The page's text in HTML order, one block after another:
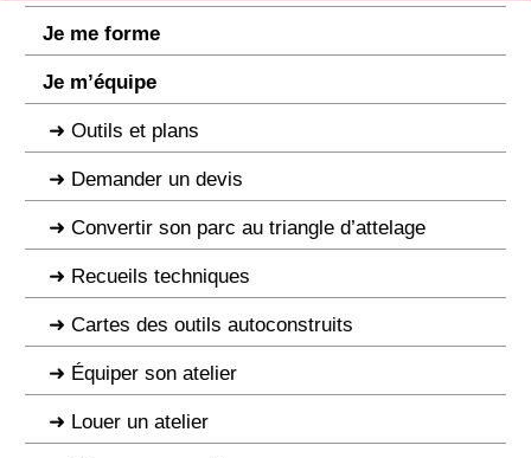
Je me forme
Je m’équipe
Outils et plans
Demander un devis
Convertir son parc au triangle d’attelage
Recueils techniques
Cartes des outils autoconstruits
Équiper son atelier
Louer un atelier